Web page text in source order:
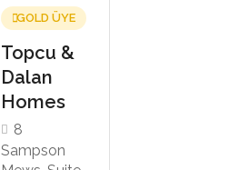
GOLD ÜYE
Topcu &
Dalan
Homes
8
Sampson